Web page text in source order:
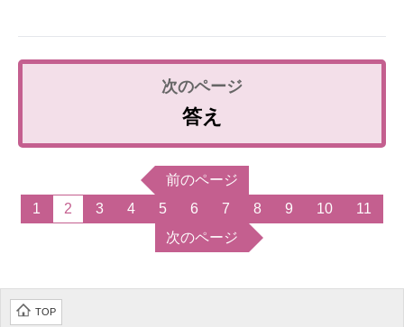
答え
前のページ
1
2 3 4 5 6 7 8 9 10
11
次のページ
TOP